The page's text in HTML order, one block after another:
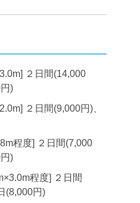
２日間(14,000
)
２日間(9,000円)、
程度] ２日間(7,000
)
程度] ２日間
(8,000円)